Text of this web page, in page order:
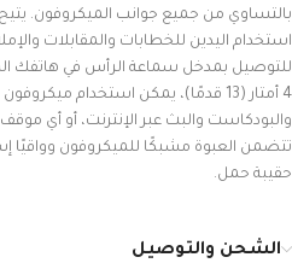
بالتساوي من جميع جوانب الميكروفون.
للتوصيل بمدخل سماعة الرأس في هاتفك
والبودكاست والبث عبر الإنترنت، أو
تتضمن العبوة مشبكًا للميكروفون وواقيًا
حقيبة حمل.
الشحن والتوصيل